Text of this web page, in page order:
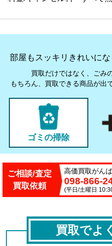
部屋もスッキリきれいに
買取だけではなく、ごみ
もちろん、買取できる商品が出
ゴミの掃除
ご相談/査定
買取依頼
高価買取がん
098-866-
(平日/土曜日
買取でよ